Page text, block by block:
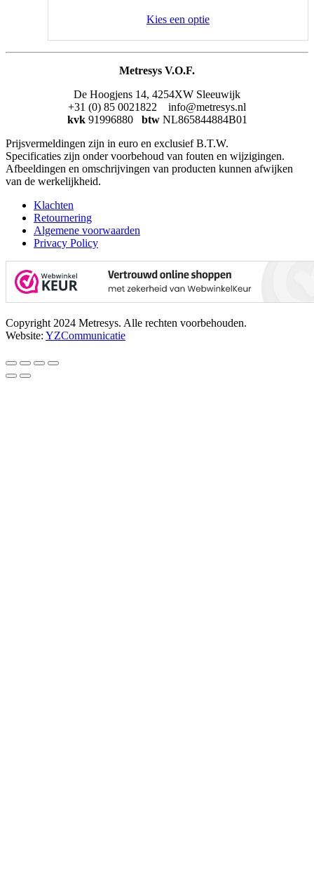
Kies een optie
Metresys V.O.F.
De Hoogjens 14, 4254XW Sleeuwijk
+31 (0) 85 0021822 info@metresys.nl
kvk 91996880 btw NL865844884B01
Prijsvermeldingen zijn in euro en exclusief B.T.W.
Specificaties zijn onder voorbehoud van fouten en wijzigingen.
Afbeeldingen en omschrijvingen van producten kunnen afwijken
van de werkelijkheid.
Klachten
Retournering
Algemene voorwaarden
Privacy Policy
Copyright 2024 Metresys. Alle rechten voorbehouden.
Website: YZCommunicatie